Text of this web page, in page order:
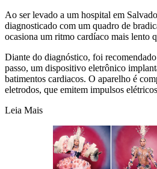
Ao ser levado a um hospital em
diagnosticado com um quadro de
ocasiona um ritmo cardíaco mais lento
Diante do diagnóstico, foi
passo, um dispositivo eletrônico
batimentos cardiacos. O aparelho é
eletrodos, que emitem impulsos
Leia Mais